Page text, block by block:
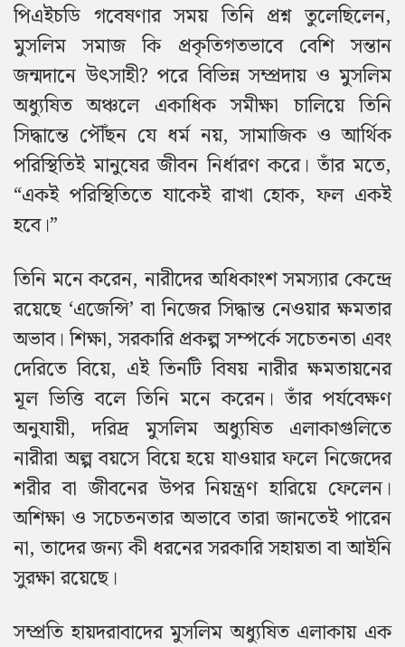
পিএইচডি গবেষণার সময় তিনি প্রশ্ন তুলেছিলেন,
মুসলিম সমাজ কি প্রকৃতিগতভাবে বেশি সন্তান
জন্মদানে উৎসাহী? পরে বিভিন্ন সম্প্রদায় ও মুসলিম
অধ্যুষিত অঞ্চলে একাধিক সমীক্ষা চালিয়ে তিনি
সিদ্ধান্তে পৌঁছন যে ধর্ম নয়, সামাজিক ও আর্থিক
পরিস্থিতিই মানুষের জীবন নির্ধারণ করে। তাঁর মতে,
“একই পরিস্থিতিতে যাকেই রাখা হোক, ফল একই
হবে।”
তিনি মনে করেন, নারীদের অধিকাংশ সমস্যার কেন্দ্রে
রয়েছে ‘এজেন্সি’ বা নিজের সিদ্ধান্ত নেওয়ার ক্ষমতার
অভাব। শিক্ষা, সরকারি প্রকল্প সম্পর্কে সচেতনতা এবং
দেরিতে বিয়ে, এই তিনটি বিষয় নারীর ক্ষমতায়নের
মূল ভিত্তি বলে তিনি মনে করেন। তাঁর পর্যবেক্ষণ
অনুযায়ী, দরিদ্র মুসলিম অধ্যুষিত এলাকাগুলিতে
নারীরা অল্প বয়সে বিয়ে হয়ে যাওয়ার ফলে নিজেদের
শরীর বা জীবনের উপর নিয়ন্ত্রণ হারিয়ে ফেলেন।
অশিক্ষা ও সচেতনতার অভাবে তারা জানতেই পারেন
না, তাদের জন্য কী ধরনের সরকারি সহায়তা বা আইনি
সুরক্ষা রয়েছে।
সম্প্রতি হায়দরাবাদের মুসলিম অধ্যুষিত এলাকায় এক